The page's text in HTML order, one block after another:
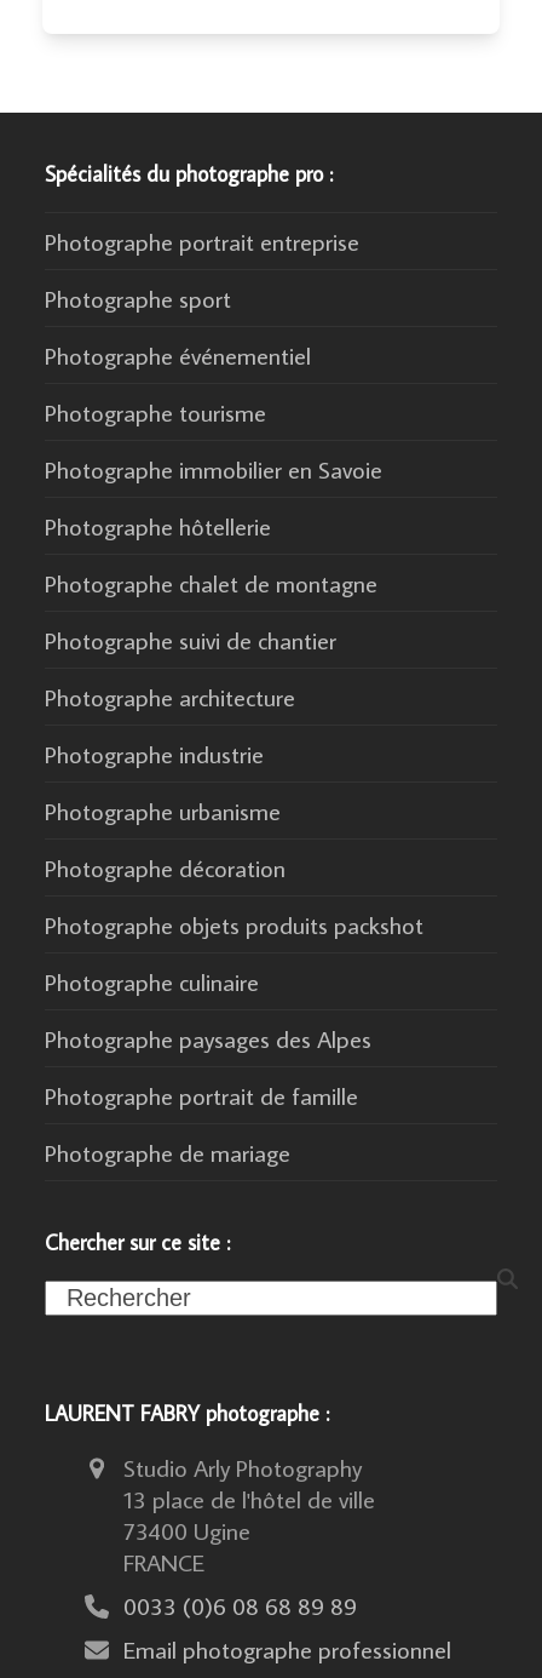
Spécialités du photographe pro :
Photographe portrait entreprise
Photographe sport
Photographe événementiel
Photographe tourisme
Photographe immobilier en Savoie
Photographe hôtellerie
Photographe chalet de montagne
Photographe suivi de chantier
Photographe architecture
Photographe industrie
Photographe urbanisme
Photographe décoration
Photographe objets produits packshot
Photographe culinaire
Photographe paysages des Alpes
Photographe portrait de famille
Photographe de mariage
Chercher sur ce site :
Search
LAURENT FABRY photographe :
Studio Arly Photography
13 place de l'hôtel de ville
73400 Ugine
FRANCE
0033 (0)6 08 68 89 89
Email photographe professionnel